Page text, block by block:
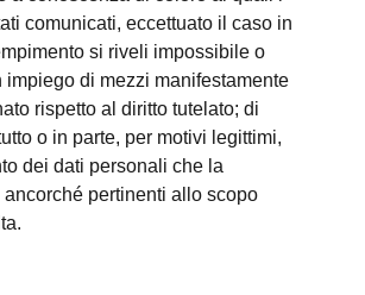
comunicati, eccettuato il caso in
si riveli impossibile o
impiego di mezzi manifestamente
rispetto al diritto tutelato; di
o in parte, per motivi legittimi,
dei dati personali che la
ancorché pertinenti allo scopo